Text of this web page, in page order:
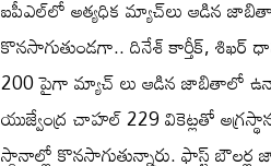
ఐపీఎల్‌లో అత్యధిక మ్యాచ్‌లు ఆడిన
కొనసాగుతుండగా.. దినేశ్ కార్తీక్, శిఖర్
200 పైగా మ్యాచ్ లు ఆడిన జాబితాలో
యుజ్వేంద్ర చాహల్ 229 వికెట్లతో
స్థానాల్లో కొనసాగుతున్నారు. ఫాస్ట్